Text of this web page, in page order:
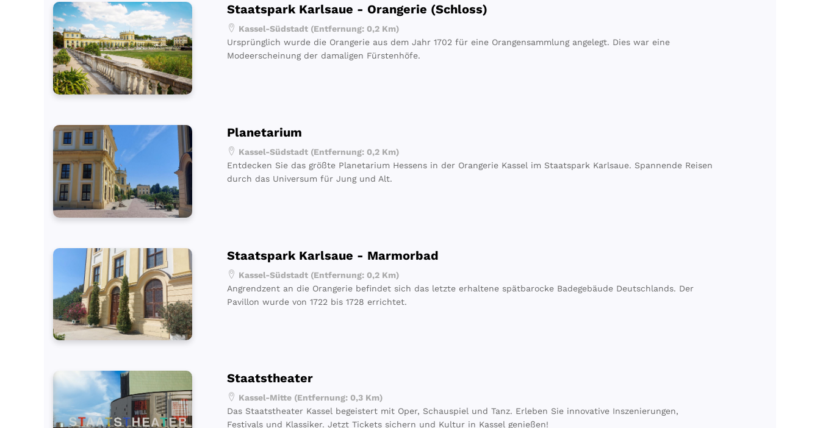
Staatspark Karlsaue - Orangerie (Schloss)
Kassel-Südstadt (Entfernung: 0,2 Km)
Ursprünglich wurde die Orangerie aus dem Jahr 1702 für eine Orangensammlung angelegt. Dies war eine
Modeerscheinung der damaligen Fürstenhöfe.
Planetarium
Kassel-Südstadt (Entfernung: 0,2 Km)
Entdecken Sie das größte Planetarium Hessens in der Orangerie Kassel im Staatspark Karlsaue. Spannende Reisen
durch das Universum für Jung und Alt.
Staatspark Karlsaue - Marmorbad
Kassel-Südstadt (Entfernung: 0,2 Km)
Angrendzent an die Orangerie befindet sich das letzte erhaltene spätbarocke Badegebäude Deutschlands. Der
Pavillon wurde von 1722 bis 1728 errichtet.
Staatstheater
Kassel-Mitte (Entfernung: 0,3 Km)
Das Staatstheater Kassel begeistert mit Oper, Schauspiel und Tanz. Erleben Sie innovative Inszenierungen,
Festivals und Klassiker. Jetzt Tickets sichern und Kultur in Kassel genießen!